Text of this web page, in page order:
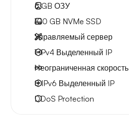
6 GB ОЗУ
100 GB NVMe SSD
Управляемый сервер
1 IPv4 Выделенный IP
Неограниченная скорость
8 IPv6 Выделенный IP
DDoS Protection